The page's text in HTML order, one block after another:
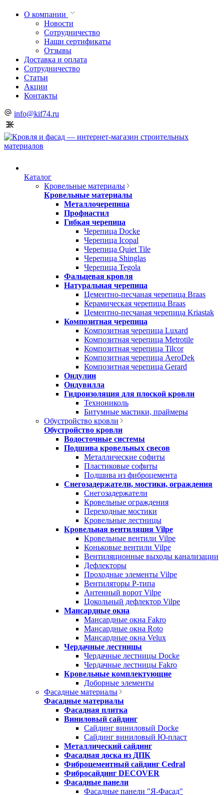
О компании
Новости
Сотрудничество
Наши сертификаты
Отзывы
Доставка и оплата
Сотрудничество
Статьи
Акции
Контакты
info@kif74.ru
Каталог
Кровельные материалы
Кровельные материалы
Металлочерепица
Профнастил
Гибкая черепица
Черепица Docke
Черепица Icopal
Черепица Quiet Tile
Черепица Shinglas
Черепица Tegola
Фальцевая кровля
Натуральная черепица
Цементно-песчаная черепица Braas
Керамическая черепица Braas
Цементно-песчаная черепица Kriastak
Композитная черепица
Композитная черепица Luxard
Композитная черепица Metrotile
Композитная черепица Tilcor
Композитная черепица AeroDek
Композитная черепица Gerard
Ондулин
Ондувилла
Гидроизоляция для плоской кровли
Технониколь
Битумные мастики, праймеры
Обустройство кровли
Обустройство кровли
Водосточные системы
Подшива кровельных свесов
Металлические софиты
Пластиковые софиты
Подшива из фиброцемента
Снегозадержатели, мостики, ограждения
Снегозадержатели
Кровельные ограждения
Переходные мостики
Кровельные лестницы
Кровельная вентиляция Vilpe
Кровельные вентили Vilpe
Коньковые вентили Vilpe
Вентиляционные выходы канализации
Дефлекторы
Проходные элементы Vilpe
Вентиляторы P-типа
Антенный ворот Vilpe
Цокольный дефлектор Vilpe
Мансардные окна
Мансардные окна Fakro
Мансардные окна Roto
Мансардные окна Velux
Чердачные лестницы
Чердачные лестницы Docke
Чердачные лестницы Fakro
Кровельные комплектующие
Доборные элементы
Фасадные материалы
Фасадные материалы
Фасадная плитка
Виниловый сайдинг
Сайдинг виниловый Docke
Сайдинг виниловый Ю-пласт
Металлический сайдинг
Фасадная доска из ДПК
Фиброцементный сайдинг Cedral
Фибросайдинг DECOVER
Фасадные панели
Фасадные панели "Я-Фасад"